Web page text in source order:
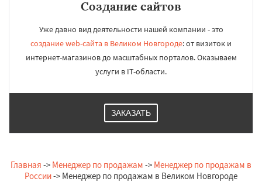
Создание сайтов
Уже давно вид деятельности нашей компании - это
создание web-сайта в Великом Новгороде: от визиток и
интернет-магазинов до масштабных порталов. Оказываем
услуги в IT-области.
ЗАКАЗАТЬ
Главная -> Менеджер по продажам -> Менеджер по продажам в
России-> Менеджер по продажам в Великом Новгороде